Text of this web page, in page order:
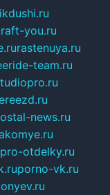
you.ru
rastenuya.ru
team.ru
news.ru
pro-otdelky.ru
porno-vk.ru